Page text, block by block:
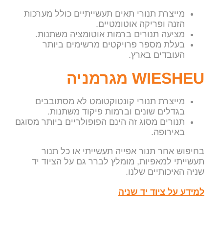
מייצרת תנורי תאים תעשייתיים כולל מערכות
הזנה ופריקה אוטומטיים.
מציעה תנורים ברמות אוטומציה משתנות.
בעלת מספר פרויקטים מרשימים ביותר
העובדים בארץ.
WIESHEU מגרמניה
מייצרת תנורי קונטוקטומט לא מסתובבים
בגדלים שונים וברמות פיקוד משתנות.
תנורים מסוג זה הינם הפופולריים ביותר מסוגם
באירופה.
בחיפוש אחר תנור אפייה תעשייתי או כל תנור
תעשייתי למאפיות, מומלץ לברר גם על הציוד יד
שניה האיכותיים שלנו.
למידע על ציוד יד שניה